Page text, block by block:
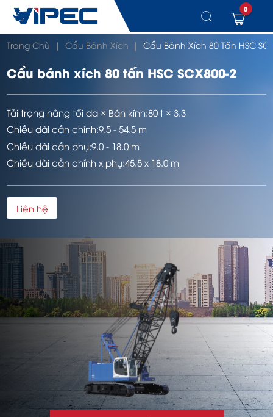
Chuyển
đến
dung
0
Trang Chủ | Cẩu Bánh Xích | Cẩu Bánh Xích 80 Tấn HSC
Cẩu bánh xích 80 tấn HSC SCX800-2
Tải trọng nâng tối đa × Bán kính:80 t × 3.3
Chiều dài cần chính:9.5 - 54.5 m
Chiều dài cần phụ:9.0 - 18.0 m
Chiều dài cần chính x phụ:45.5 x 18.0 m
Liên hệ